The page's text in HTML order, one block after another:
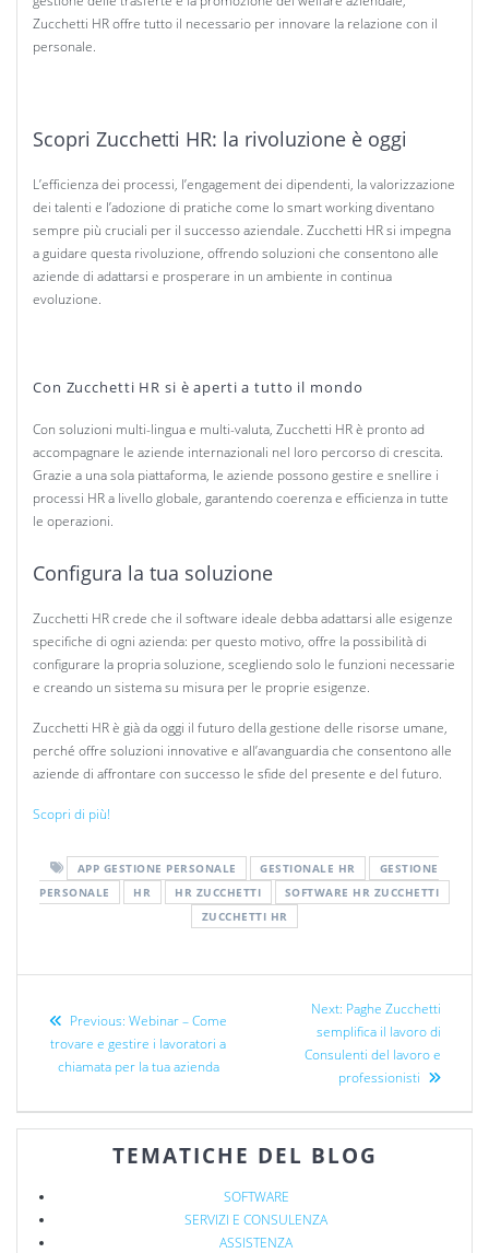
Zucchetti HR offre tutto il necessario per innovare la relazione con il
personale.
Scopri Zucchetti HR: la rivoluzione è oggi
L’efficienza dei processi, l’engagement dei dipendenti, la valorizzazione
dei talenti e l’adozione di pratiche come lo smart working diventano
sempre più cruciali per il successo aziendale. Zucchetti HR si impegna
a guidare questa rivoluzione, offrendo soluzioni che consentono alle
aziende di adattarsi e prosperare in un ambiente in continua
evoluzione.
Con Zucchetti HR si è aperti a tutto il mondo
Con soluzioni multi-lingua e multi-valuta, Zucchetti HR è pronto ad
accompagnare le aziende internazionali nel loro percorso di crescita.
Grazie a una sola piattaforma, le aziende possono gestire e snellire i
processi HR a livello globale, garantendo coerenza e efficienza in tutte
le operazioni.
Configura la tua soluzione
Zucchetti HR crede che il software ideale debba adattarsi alle esigenze
specifiche di ogni azienda: per questo motivo, offre la possibilità di
configurare la propria soluzione, scegliendo solo le funzioni necessarie
e creando un sistema su misura per le proprie esigenze.
Zucchetti HR è già da oggi il futuro della gestione delle risorse umane,
perché offre soluzioni innovative e all’avanguardia che consentono alle
aziende di affrontare con successo le sfide del presente e del futuro.
Scopri di più!
APP GESTIONE PERSONALE GESTIONALE HR
GESTIONE
PERSONALE
HR HR ZUCCHETTI
SOFTWARE HR ZUCCHETTI
ZUCCHETTI HR
Previous: Webinar – Come
trovare e gestire i lavoratori a
chiamata per la tua azienda
Next: Paghe Zucchetti
semplifica il lavoro di
Consulenti del lavoro e
professionisti
TEMATICHE DEL BLOG
SOFTWARE
SERVIZI E CONSULENZA
ASSISTENZA